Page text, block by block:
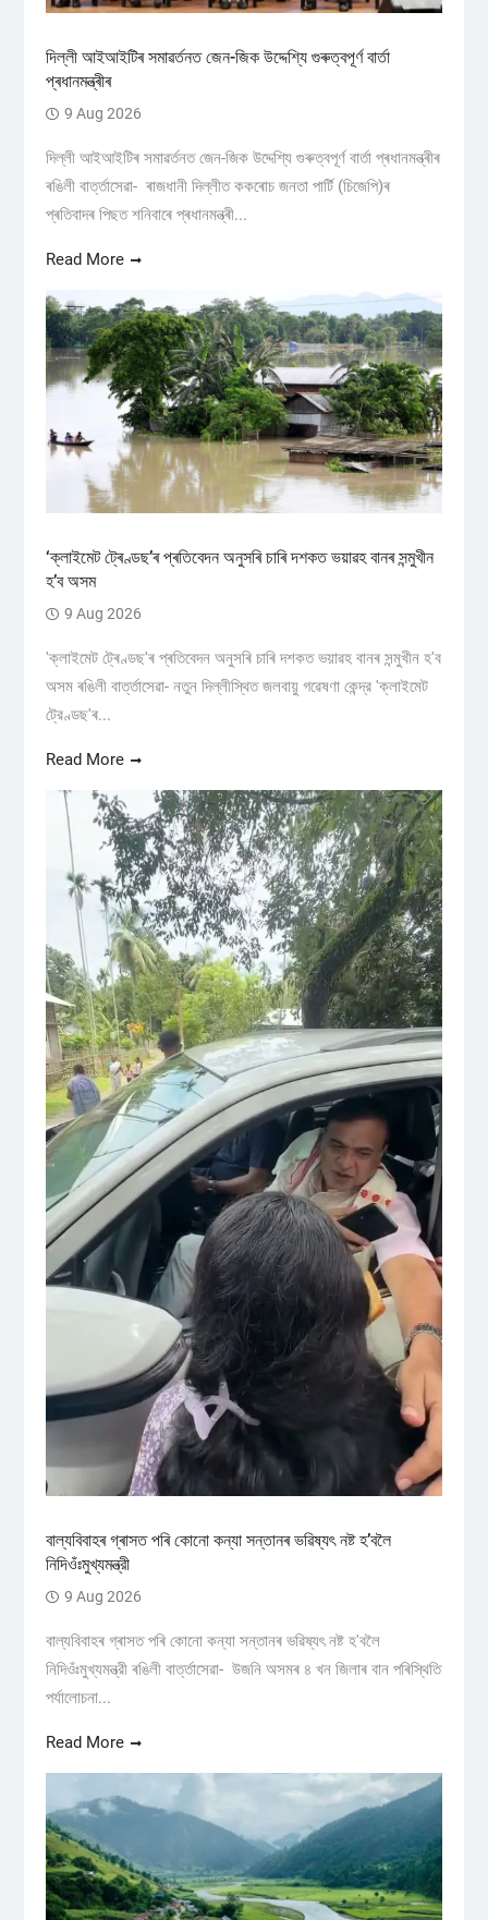
দিল্লী আইআইটিৰ সমাৱৰ্তনত জেন-জিক উদ্দেশ্যি গুৰুত্বপূৰ্ণ বাৰ্তা
প্ৰধানমন্ত্ৰীৰ
9 Aug 2026
দিল্লী আইআইটিৰ সমাৱৰ্তনত জেন-জিক উদ্দেশ্যি গুৰুত্বপূৰ্ণ বাৰ্তা প্ৰধানমন্ত্ৰীৰ
ৰঙিলী বাৰ্ত্তাসেৱা- ৰাজধানী দিল্লীত ককৰোচ জনতা পাৰ্টি (চিজেপি)ৰ
প্ৰতিবাদৰ পিছত শনিবাৰে প্ৰধানমন্ত্ৰী...
Read More
‘ক্লাইমেট ট্ৰেণ্ডছ’ৰ প্ৰতিবেদন অনুসৰি চাৰি দশকত ভয়াৱহ বানৰ সন্মুখীন
হ’ব অসম
9 Aug 2026
'ক্লাইমেট ট্ৰেণ্ডছ'ৰ প্ৰতিবেদন অনুসৰি চাৰি দশকত ভয়াৱহ বানৰ সন্মুখীন হ'ব
অসম ৰঙিলী বাৰ্ত্তাসেৱা- নতুন দিল্লীস্থিত জলবায়ু গৱেষণা কেন্দ্র 'ক্লাইমেট
ট্রেণ্ডছ'ৰ...
Read More
বাল্যবিবাহৰ গ্ৰাসত পৰি কোনো কন্যা সন্তানৰ ভৱিষ্যৎ নষ্ট হ’বলৈ
নিদিওঁঃমুখ্যমন্ত্রী
9 Aug 2026
বাল্যবিবাহৰ গ্ৰাসত পৰি কোনো কন্যা সন্তানৰ ভৱিষ্যৎ নষ্ট হ'বলৈ
নিদিওঁঃমুখ্যমন্ত্রী ৰঙিলী বাৰ্ত্তাসেৱা- উজনি অসমৰ ৪ খন জিলাৰ বান পৰিস্থিতি
পৰ্যালোচনা...
Read More